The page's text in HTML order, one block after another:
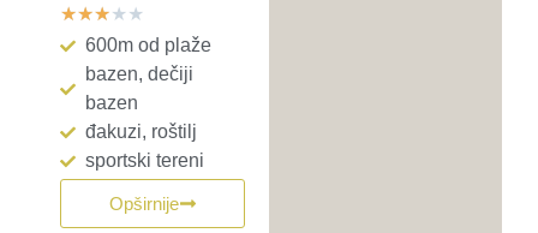
★★★★★
600m od plaže
bazen, dečiji
bazen
đakuzi, roštilj
sportski tereni
Opširnije